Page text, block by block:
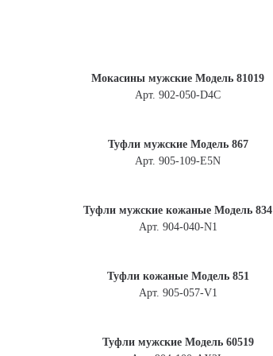
Мокасины мужские Модель 81019
Арт. 902-050-D4С
Туфли мужские Модель 867
Арт. 905-109-E5N
Туфли мужские кожаные Модель 834
Арт. 904-040-N1
Туфли кожаные Модель 851
Арт. 905-057-V1
Туфли мужские Модель 60519